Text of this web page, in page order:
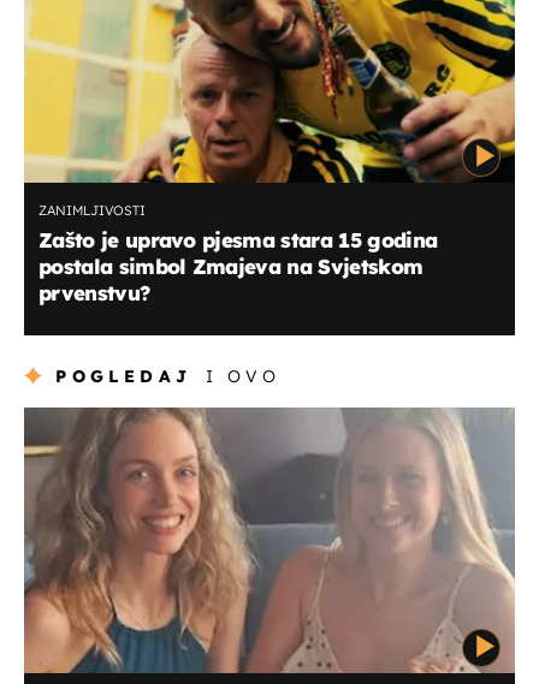
ZANIMLJIVOSTI
Zašto je upravo pjesma stara 15 godina
postala simbol Zmajeva na Svjetskom
prvenstvu?
POGLEDAJ I OVO